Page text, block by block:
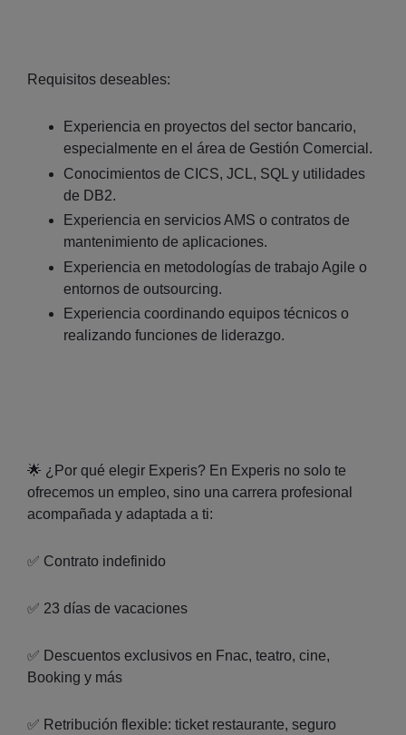
Requisitos deseables:
Experiencia en proyectos del sector bancario,
especialmente en el área de Gestión Comercial.
Conocimientos de CICS, JCL, SQL y utilidades
de DB2.
Experiencia en servicios AMS o contratos de
mantenimiento de aplicaciones.
Experiencia en metodologías de trabajo Agile o
entornos de outsourcing.
Experiencia coordinando equipos técnicos o
realizando funciones de liderazgo.
🌟 ¿Por qué elegir Experis? En Experis no solo te
ofrecemos un empleo, sino una carrera profesional
acompañada y adaptada a ti:
✅ Contrato indefinido
✅ 23 días de vacaciones
✅ Descuentos exclusivos en Fnac, teatro, cine,
Booking y más
✅ Retribución flexible: ticket restaurante, seguro